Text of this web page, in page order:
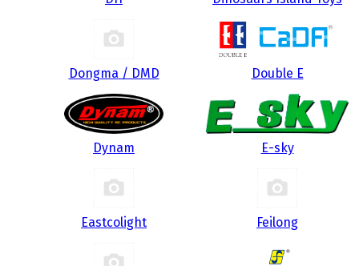
Dongma / DMD Double E
Dynam E-sky
Eastcolight Feilong